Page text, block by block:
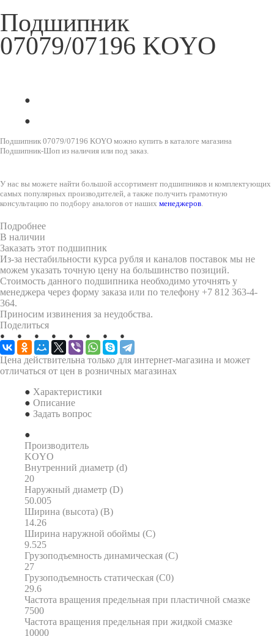
Подшипник
07079/07196 KOYO
Подшипник 07079/07196 KOYO можно купить в каталоге магазина
Подшипник-Шоп из наличия или под заказ.
У нас вы можете найти большой ассортимент подшипников и комплектующих
самых популярных производителей, а также получить грамотную
консультацию по подбору аналогов от наших менеджеров
Подробнее
В наличии
Заказать этот подшипник
Из-за нестабильности курса рубля и каналов поставок мы не
можем указать точную цену на большинство позиций.
Стоимость данного подшипника необходимо уточнять у
менеджера через форму заказа или по телефону +7 812 363-4-
364.
Приносим извинения за неудобства.
Поделиться
Цена действительна только для интернет-магазина и может
отличаться от цен в розничных магазинах
Характеристики
Описание
Задать вопрос
Производитель
KOYO
Внутренний диаметр (d)
20
Наружный диаметр (D)
50.005
Ширина (высота) (B)
14.26
Ширина наружной обоймы (C)
9.525
Грузоподъемность динамическая (C)
27
Грузоподъемность статическая (C0)
29.6
Частота вращения предельная при пластичной смазке
7500
Частота вращения предельная при жидкой смазке
10000